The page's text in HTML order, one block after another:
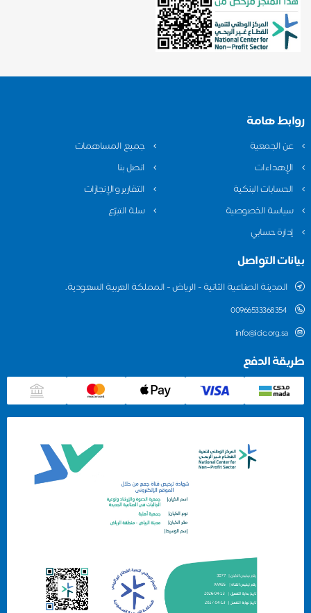
روابط هامة
عن الجمعية
جميع المساهمات
الإهداءات
اتصل بنا
الحسابات البنكية
التقارير والإنجازات
سياسة الخصوصية
سلة التبرّع
إدارة حسابي
بيانات التواصل
المدينة الصناعية الثانية - الرياض - المملكة العربية السعودية.
00966533368354
info@icic.org.sa
طريقة الدفع